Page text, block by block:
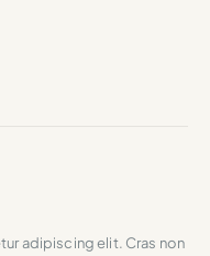
adipiscing elit. Cras non